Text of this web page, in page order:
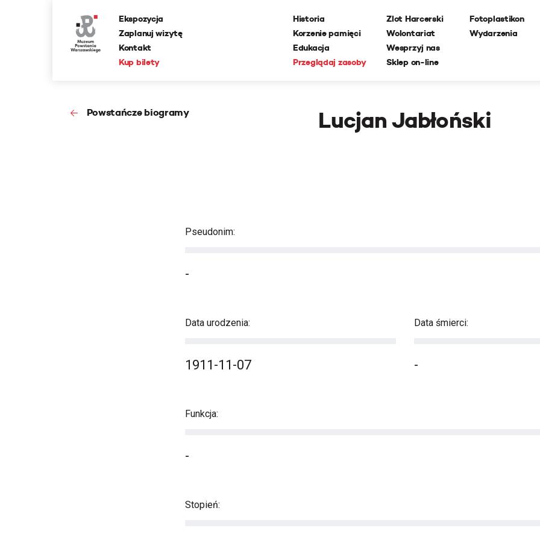
Ekspozycja
Zaplanuj wizytę
Kontakt
Kup bilety
Historia
Korzenie pamięci
Edukacja
Przeglądaj zasoby
Zlot Harcerski
Wolontariat
Wesprzyj nas
Sklep on-line
Fotoplastikon
Wydarzenia
Powstańcze biogramy Lucjan Jabłoński
Pseudonim:
-
Data urodzenia:
1911-11-07
Data śmierci:
-
Funkcja:
-
Stopień: